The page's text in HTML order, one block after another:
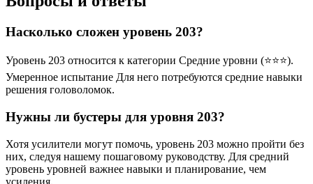
Насколько сложен уровень 203?
Уровень 203 относится к категории Средние уровни (⭐⭐⭐).
Умеренное испытание Для него потребуются средние навыки
решения головоломок.
Нужны ли бустеры для уровня 203?
Хотя усилители могут помочь, уровень 203 можно пройти без
них, следуя нашему пошаговому руководству. Для средний
уровень уровней важнее навыки и планирование, чем
усиления.